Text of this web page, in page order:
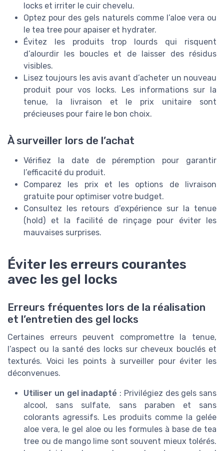
locks et irriter le cuir chevelu.
Optez pour des gels naturels comme l’aloe vera ou
le tea tree pour apaiser et hydrater.
Évitez les produits trop lourds qui risquent
d’alourdir les boucles et de laisser des résidus
visibles.
Lisez toujours les avis avant d’acheter un nouveau
produit pour vos locks. Les informations sur la
tenue, la livraison et le prix unitaire sont
précieuses pour faire le bon choix.
À surveiller lors de l’achat
Vérifiez la date de péremption pour garantir
l’efficacité du produit.
Comparez les prix et les options de livraison
gratuite pour optimiser votre budget.
Consultez les retours d’expérience sur la tenue
(hold) et la facilité de rinçage pour éviter les
mauvaises surprises.
Éviter les erreurs courantes
avec les gel locks
Erreurs fréquentes lors de la réalisation
et l’entretien des gel locks
Certaines erreurs peuvent compromettre la tenue,
l’aspect ou la santé des locks sur cheveux bouclés et
texturés. Voici les points à surveiller pour éviter les
déconvenues.
Utiliser un gel inadapté : Privilégiez des gels sans
alcool, sans sulfate, sans paraben et sans
colorants agressifs. Les produits comme la gelée
aloe vera, le gel aloe ou les formules à base de tea
tree ou de mango lime sont souvent mieux tolérés.